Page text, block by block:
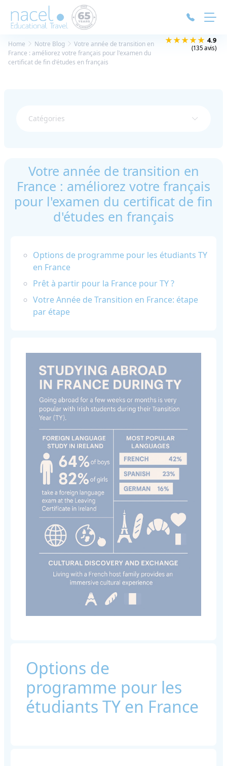
★★★★★ 4.9
(135 avis)
Home Notre Blog
Votre année de transition en
France : améliorez votre français pour l'examen du
certificat de fin d'études en français
Catégories
Votre année de transition en
France : améliorez votre français
pour l'examen du certificat de fin
d'études en français
Options de programme pour les étudiants TY
en France
Prêt à partir pour la France pour TY ?
Votre Année de Transition en France: étape
par étape
Options de
programme pour les
étudiants TY en France
Panneau de gestion des cookies